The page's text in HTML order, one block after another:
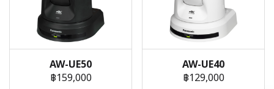
AW-UE50
฿159,000
AW-UE40
฿129,000